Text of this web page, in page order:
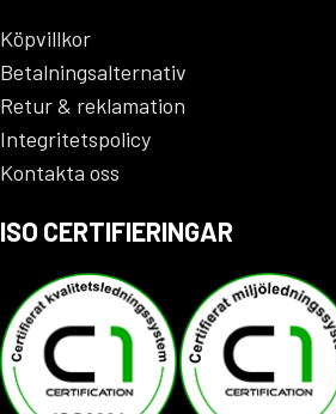
Köpvillkor
Betalningsalternativ
Retur & reklamation
Integritetspolicy
Kontakta oss
ISO CERTIFIERINGAR